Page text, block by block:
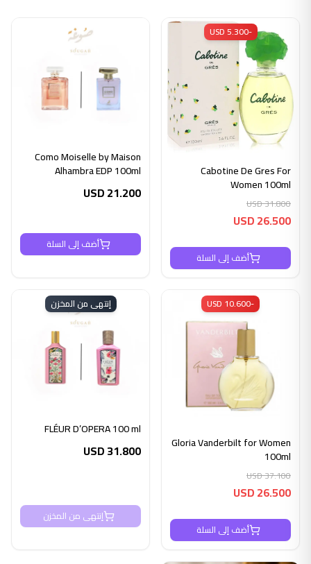
-USD 5.300
Cabotine De Gres For
Women 100ml
USD31.800
USD26.500
أضف إلى السلة
Como Moiselle by Maison
Alhambra EDP 100ml
USD21.200
أضف إلى السلة
-USD 10.600
Gloria Vanderbilt for Women
100ml
USD37.100
USD26.500
أضف إلى السلة
إنتهى من المخزن
FLÉUR D’OPERA 100 ml
USD31.800
إنتهى من المخزن